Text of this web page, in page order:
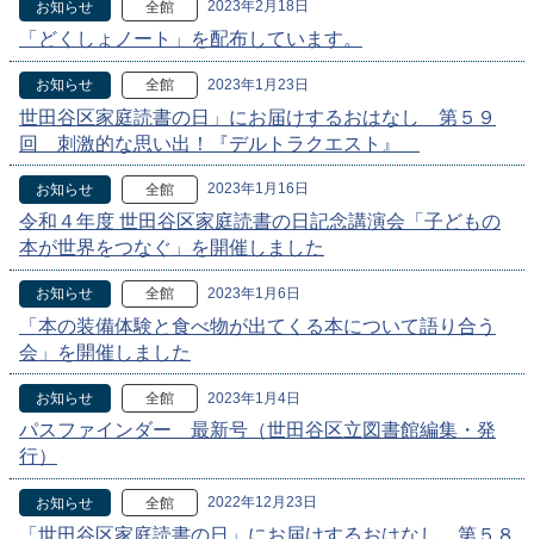
お知らせ 全館 2023年2月18日
「どくしょノート」を配布しています。
お知らせ 全館 2023年1月23日
世田谷区家庭読書の日」にお届けするおはなし 第５９
回 刺激的な思い出！『デルトラクエスト』
お知らせ 全館 2023年1月16日
令和４年度 世田谷区家庭読書の日記念講演会「子どもの
本が世界をつなぐ」を開催しました
お知らせ 全館 2023年1月6日
「本の装備体験と食べ物が出てくる本について語り合う
会」を開催しました
お知らせ 全館 2023年1月4日
パスファインダー 最新号（世田谷区立図書館編集・発
行）
お知らせ 全館 2022年12月23日
「世田谷区家庭読書の日」にお届けするおはなし 第５８